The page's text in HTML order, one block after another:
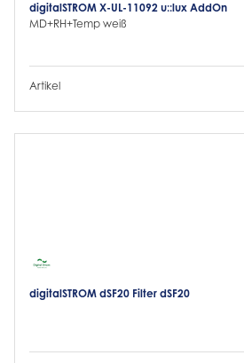
digitalSTROM X-UL-11092 u::lux AddOn
MD+RH+Temp weiß
Artikel
digitalSTROM dSF20 Filter dSF20